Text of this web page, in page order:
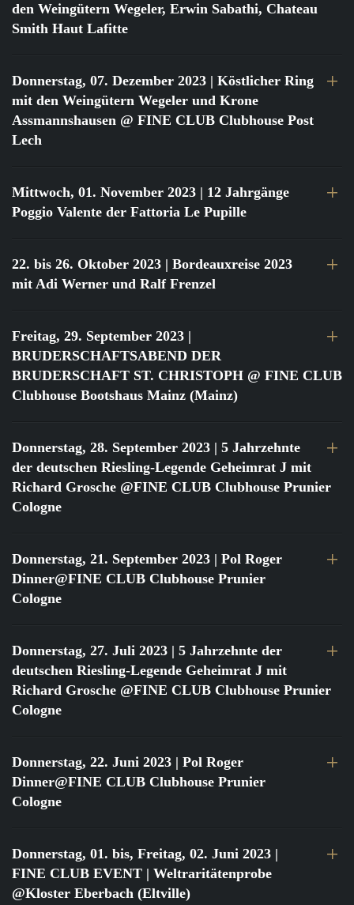
den Weingütern Wegeler, Erwin Sabathi, Chateau
Smith Haut Lafitte
Donnerstag, 07. Dezember 2023 | Köstlicher Ring
mit den Weingütern Wegeler und Krone
Assmannshausen @ FINE CLUB Clubhouse Post
Lech
Mittwoch, 01. November 2023 | 12 Jahrgänge
Poggio Valente der Fattoria Le Pupille
22. bis 26. Oktober 2023 | Bordeauxreise 2023
mit Adi Werner und Ralf Frenzel
Freitag, 29. September 2023 |
BRUDERSCHAFTSABEND DER
BRUDERSCHAFT ST. CHRISTOPH @ FINE CLUB
Clubhouse Bootshaus Mainz (Mainz)
Donnerstag, 28. September 2023 | 5 Jahrzehnte
der deutschen Riesling-Legende Geheimrat J mit
Richard Grosche @FINE CLUB Clubhouse Prunier
Cologne
Donnerstag, 21. September 2023 | Pol Roger
Dinner@FINE CLUB Clubhouse Prunier
Cologne
Donnerstag, 27. Juli 2023 | 5 Jahrzehnte der
deutschen Riesling-Legende Geheimrat J mit
Richard Grosche @FINE CLUB Clubhouse Prunier
Cologne
Donnerstag, 22. Juni 2023 | Pol Roger
Dinner@FINE CLUB Clubhouse Prunier
Cologne
Donnerstag, 01. bis, Freitag, 02. Juni 2023 |
FINE CLUB EVENT | Weltraritätenprobe
@Kloster Eberbach (Eltville)